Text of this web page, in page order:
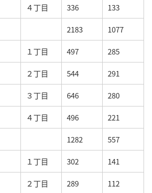
４丁目 336 133
2183 1077
１丁目 497 285
２丁目 544 291
３丁目 646 280
４丁目 496 221
1282 557
１丁目 302 141
２丁目 289 112